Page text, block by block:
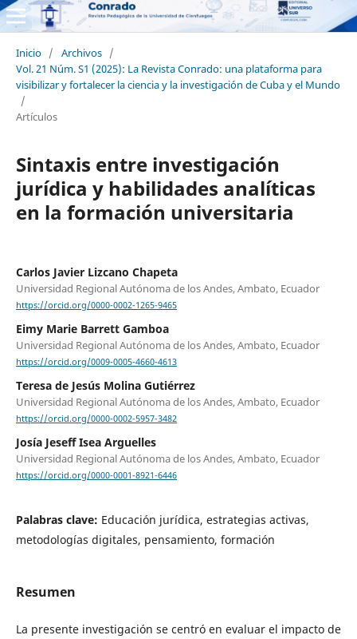
Inicio / Archivos /
Vol. 21 Núm. S1 (2025): La Revista Conrado: una plataforma para
visibilizar y fortalecer la ciencia y la investigación de Cuba y el Mundo
/
Artículos
Sintaxis entre investigación
jurídica y habilidades analíticas
en la formación universitaria
Carlos Javier Lizcano Chapeta
Universidad Regional Autónoma de los Andes, Ambato, Ecuador
https://orcid.org/0000-0002-1265-9465
Eimy Marie Barrett Gamboa
Universidad Regional Autónoma de los Andes, Ambato, Ecuador
https://orcid.org/0009-0005-4660-4613
Teresa de Jesús Molina Gutiérrez
Universidad Regional Autónoma de los Andes, Ambato, Ecuador
https://orcid.org/0000-0002-5957-3482
Josía Jeseff Isea Arguelles
Universidad Regional Autónoma de los Andes, Ambato, Ecuador
https://orcid.org/0000-0001-8921-6446
Palabras clave: Educación jurídica, estrategias activas,
metodologías digitales, pensamiento, formación
Resumen
La presente investigación se centró en evaluar el impacto de